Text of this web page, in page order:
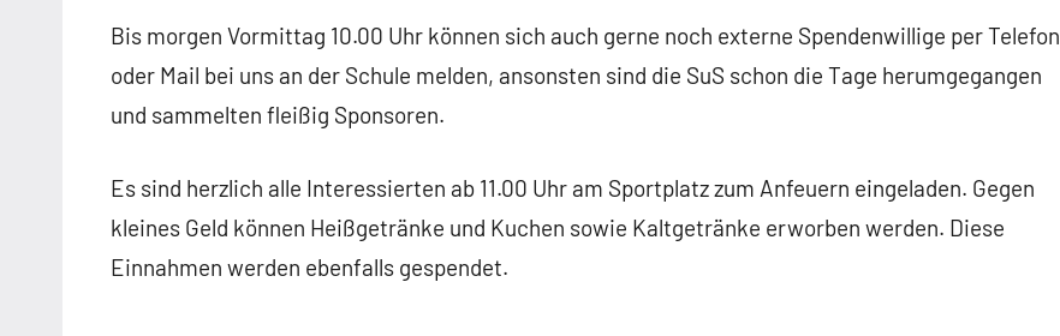
Bis morgen Vormittag 10.00 Uhr können sich auch gerne noch externe Spendenwillige per Telefon
oder Mail bei uns an der Schule melden, ansonsten sind die SuS schon die Tage herumgegangen
und sammelten fleißig Sponsoren.
Es sind herzlich alle Interessierten ab 11.00 Uhr am Sportplatz zum Anfeuern eingeladen. Gegen
kleines Geld können Heißgetränke und Kuchen sowie Kaltgetränke erworben werden. Diese
Einnahmen werden ebenfalls gespendet.